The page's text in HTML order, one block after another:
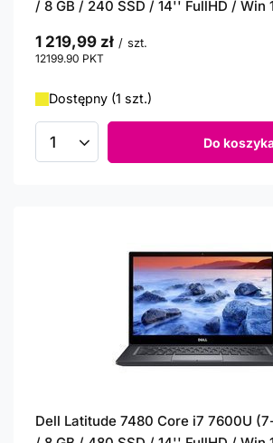
/ 8 GB / 240 SSD / 14'' FullHD / Win
1 219,99 zł / szt.
12199.90 PKT
Dostępny (1 szt.)
Ilość produktów Do
Dell Latitude 7480 Core i7 7600U